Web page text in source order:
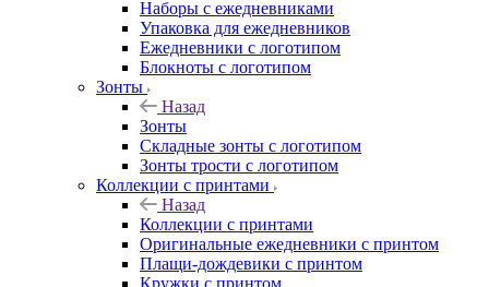
Наборы с ежедневниками
Упаковка для ежедневников
Ежедневники с логотипом
Блокноты с логотипом
Зонты
Назад
Зонты
Складные зонты с логотипом
Зонты трости с логотипом
Коллекции с принтами
Назад
Коллекции с принтами
Оригинальные ежедневники с принтом
Плащи-дождевики с принтом
Кружки с принтом